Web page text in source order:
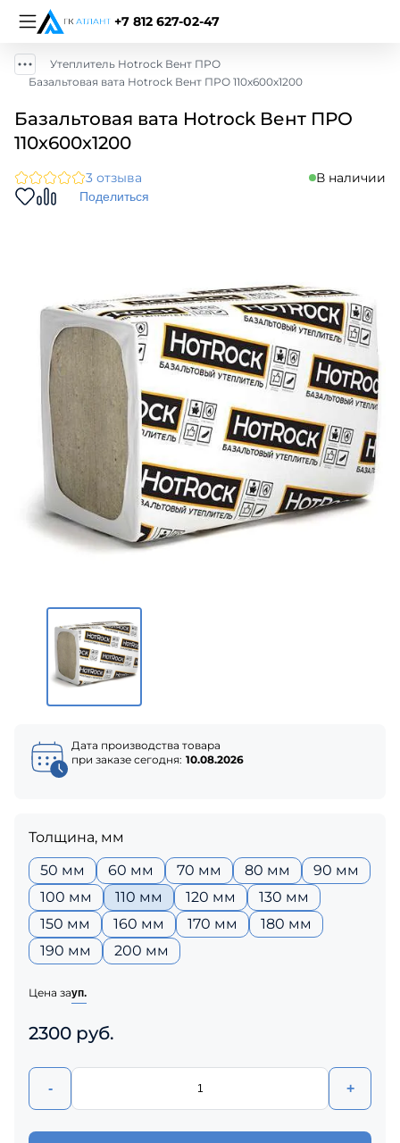
+7 812 627-02-47
Утеплитель Hotrock Вент ПРО
Базальтовая вата Hotrock Вент ПРО 110х600х1200
Базальтовая вата Hotrock Вент ПРО
110х600х1200
3 отзыва В наличии
Поделиться
Дата производства товара
при заказе сегодня: 10.08.2026
Толщина, мм
50 мм
60 мм 70 мм 80 мм
90 мм
100 мм
110 мм 120 мм
130 мм
150 мм
160 мм 170 мм
180 мм
190 мм
200 мм
Цена зауп.
2300 руб.
- +